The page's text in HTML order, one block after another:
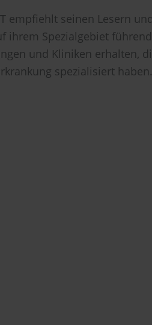
empfiehlt seinen Lesern
ihrem Spezialgebiet
und Kliniken erhalten,
spezialisiert haben.